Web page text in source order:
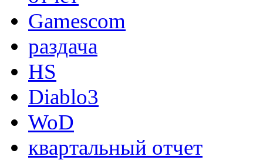
Gamescom
раздача
HS
Diablo3
WoD
квартальный отчет